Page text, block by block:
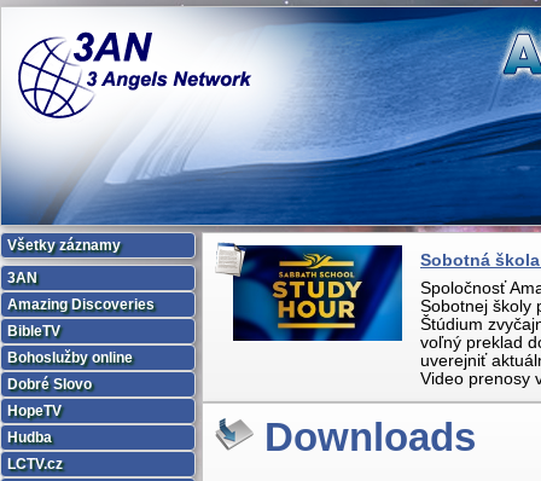
Všetky záznamy
3AN
Amazing Discoveries
BibleTV
Bohoslužby online
Dobré Slovo
HopeTV
Hudba
LCTV.cz
Sobotná
Spoločnosť
Sobotnej školy
Štúdium
voľný preklad
uverejniť
Video prenosy
Downloads